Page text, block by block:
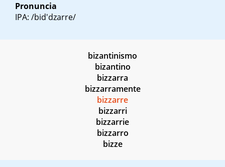
Pronuncia
IPA: /bid'dzarre/
bizantinismo
bizantino
bizzarra
bizzarramente
bizzarre
bizzarri
bizzarrie
bizzarro
bizze